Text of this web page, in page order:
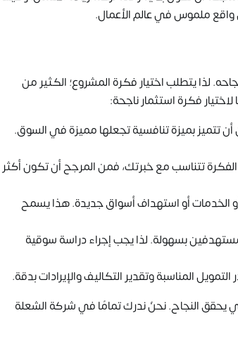
ملموس في عالم الأعمال.
لذا يتطلب اختيار فكرة المشروع؛ الكثير من
فكرة استثمار ناجحة:
تتميز بميزة تنافسية تجعلها مميزة في السوق.
الفكرة تتناسب مع خبرتك، فمن المرجح أن تكون أكثر
الخدمات أو استهداف أسواق جديدة. هذا يسمح
بسهولة. لذا يجب إجراء دراسة سوقية
المناسبة وتقدير التكاليف والإيرادات بدقة.
يحقق النجاح. نحنُ ندرك تمامًا فيشركة الشعلة